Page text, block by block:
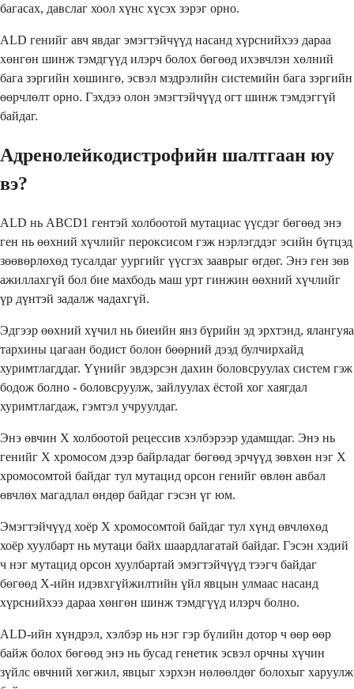
багасах, давслаг хоол хүнс хүсэх зэрэг орно.
ALD генийг авч явдаг эмэгтэйчүүд насанд хүрснийхээ дараа
хөнгөн шинж тэмдгүүд илэрч болох бөгөөд ихэвчлэн хөлний
бага зэргийн хөшингө, эсвэл мэдрэлийн системийн бага зэргийн
өөрчлөлт орно. Гэхдээ олон эмэгтэйчүүд огт шинж тэмдэггүй
байдаг.
Адренолейкодистрофийн шалтгаан юу
вэ?
ALD нь ABCD1 гентэй холбоотой мутациас үүсдэг бөгөөд энэ
ген нь өөхний хүчлийг пероксисом гэж нэрлэгддэг эсийн бүтцэд
зөөвөрлөхөд тусалдаг уургийг үүсгэх зааврыг өгдөг. Энэ ген зөв
ажиллахгүй бол бие махбодь маш урт гинжин өөхний хүчлийг
үр дүнтэй задалж чадахгүй.
Эдгээр өөхний хүчил нь биеийн янз бүрийн эд эрхтэнд, ялангуяа
тархины цагаан бодист болон бөөрний дээд булчирхайд
хуримтлагддаг. Үүнийг эвдэрсэн дахин боловсруулах систем гэж
бодож болно - боловсруулж, зайлуулах ёстой хог хаягдал
хуримтлагдаж, гэмтэл учруулдаг.
Энэ өвчин X холбоотой рецессив хэлбэрээр удамшдаг. Энэ нь
генийг X хромосом дээр байрладаг бөгөөд эрчүүд зөвхөн нэг X
хромосомтой байдаг тул мутацид орсон генийг өвлөн авбал
өвчлөх магадлал өндөр байдаг гэсэн үг юм.
Эмэгтэйчүүд хоёр X хромосомтой байдаг тул хүнд өвчлөхөд
хоёр хуулбарт нь мутаци байх шаардлагатай байдаг. Гэсэн хэдий
ч нэг мутацид орсон хуулбартай эмэгтэйчүүд тээгч байдаг
бөгөөд X-ийн идэвхгүйжилтийн үйл явцын улмаас насанд
хүрснийхээ дараа хөнгөн шинж тэмдгүүд илэрч болно.
ALD-ийн хүндрэл, хэлбэр нь нэг гэр бүлийн дотор ч өөр өөр
байж болох бөгөөд энэ нь бусад генетик эсвэл орчны хүчин
зүйлс өвчний хөгжил, явцыг хэрхэн нөлөөлдөг болохыг харуулж